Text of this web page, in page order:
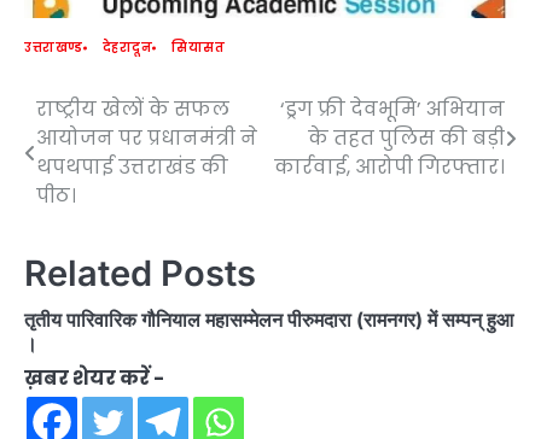
उत्तराखण्ड देहरादून सियासत
Post
navigation
राष्ट्रीय खेलों के सफल
आयोजन पर प्रधानमंत्री ने
थपथपाई उत्तराखंड की
पीठ।
‘ड्रग फ्री देवभूमि’ अभियान
के तहत पुलिस की बड़ी
कार्रवाई, आरोपी गिरफ्तार।
Related Posts
तृतीय पारिवारिक गौनियाल महासम्मेलन पीरुमदारा (रामनगर) में सम्पन् हुआ
।
ख़बर शेयर करें -